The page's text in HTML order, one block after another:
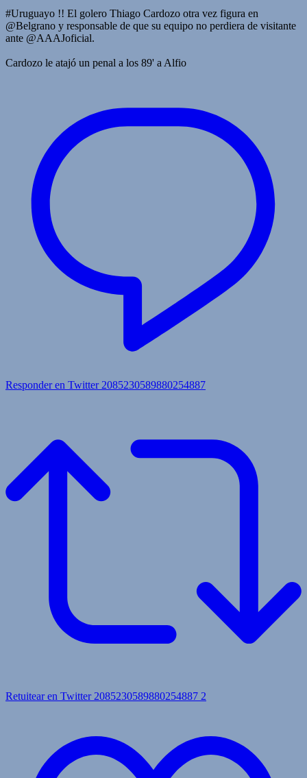
#Uruguayo !! El golero Thiago Cardozo otra vez figura en
@Belgrano y responsable de que su equipo no perdiera de visitante
ante @AAAJoficial.
Cardozo le atajó un penal a los 89' a Alfio
Responder en Twitter 2085230589880254887
Retuitear en Twitter 2085230589880254887 2